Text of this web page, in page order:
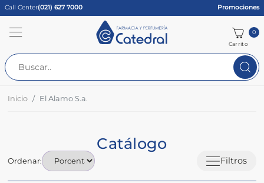
Call Center(021) 627 7000 Promociones
Carrito
0
Inicio El Alamo S.a.
Catálogo
Filtros
Ordenar: